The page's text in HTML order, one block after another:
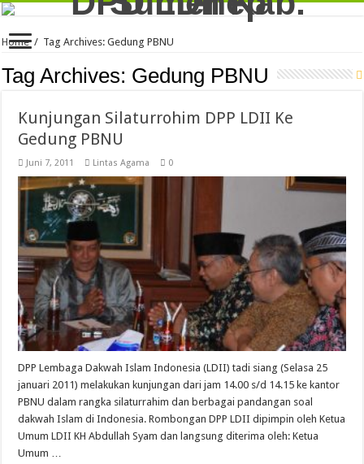
Home / Tag Archives: Gedung PBNU
Tag Archives: Gedung PBNU
Kunjungan Silaturrohim DPP LDII Ke
Gedung PBNU
Juni 7, 2011 Lintas Agama 0
DPP Lembaga Dakwah Islam Indonesia (LDII) tadi siang (Selasa 25
januari 2011) melakukan kunjungan dari jam 14.00 s/d 14.15 ke kantor
PBNU dalam rangka silaturrahim dan berbagai pandangan soal
dakwah Islam di Indonesia. Rombongan DPP LDII dipimpin oleh Ketua
Umum LDII KH Abdullah Syam dan langsung diterima oleh: Ketua
Umum …